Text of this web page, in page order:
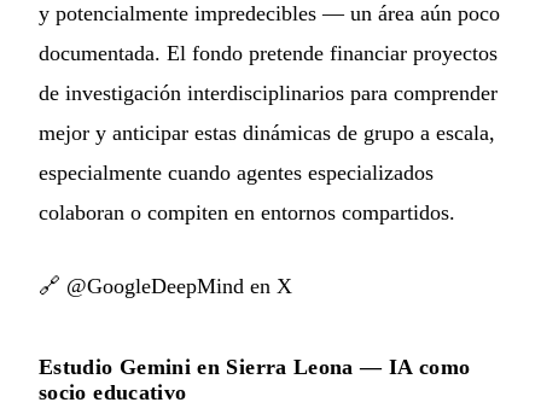
y potencialmente impredecibles — un área aún poco
documentada. El fondo pretende financiar proyectos
de investigación interdisciplinarios para comprender
mejor y anticipar estas dinámicas de grupo a escala,
especialmente cuando agentes especializados
colaboran o compiten en entornos compartidos.
🔗 @GoogleDeepMind en X
Estudio Gemini en Sierra Leona — IA como
socio educativo